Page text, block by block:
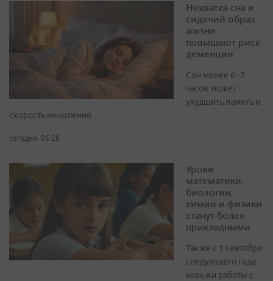
Нехватка сна и
сидячий образ
жизни
повышают риск
деменции
Сон менее 6–7
часов может
ухудшить память и
скорость мышления
сегодня, 05:28
Уроки
математики,
биологии,
химии и физики
станут более
прикладными
Также с 1 сентября
следующего года
навыки работы с